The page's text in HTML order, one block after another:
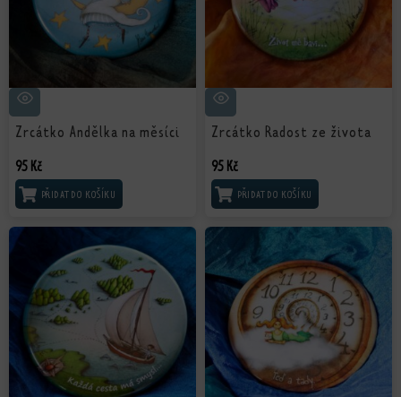
Zrcátko Andělka na měsíci
95 Kč
PŘIDAT DO KOŠÍKU
Zrcátko Radost ze života
95 Kč
PŘIDAT DO KOŠÍKU